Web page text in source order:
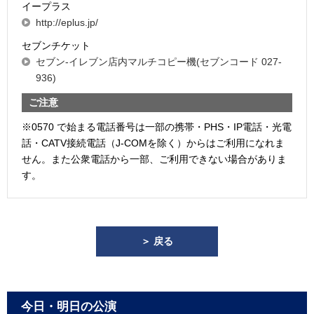
イープラス
http://eplus.jp/
セブンチケット
セブン-イレブン店内マルチコピー機(セブンコード 027-
936)
ご注意
※0570 で始まる電話番号は一部の携帯・PHS・IP電話・光電
話・CATV接続電話（J-COMを除く）からはご利用になれま
せん。また公衆電話から一部、ご利用できない場合がありま
す。
＞ 戻る
今日・明日の公演